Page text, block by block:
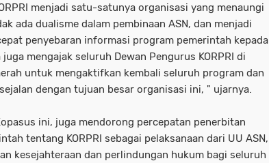
menjadi satu-satunya organisasi yang menaungi
ada dualisme dalam pembinaan ASN, dan menjadi
penyebaran informasi program pemerintah kepada
juga mengajak seluruh Dewan Pengurus KORPRI di
untuk mengaktifkan kembali seluruh program dan
sejalan dengan tujuan besar organisasi ini, " ujarnya.
ini, juga mendorong percepatan penerbitan
tentang KORPRI sebagai pelaksanaan dari UU ASN,
kesejahteraan dan perlindungan hukum bagi seluruh